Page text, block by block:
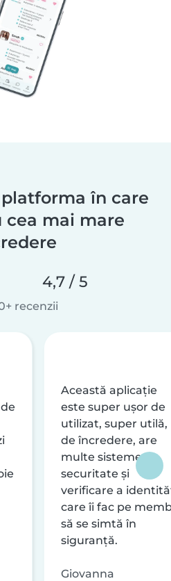
în care
mai mare
4,7 / 5
recenzii
Această aplicație
este super ușor de
utilizat, super utilă,
de încredere, are
multe sisteme de
securitate și
verificare a
care îi fac pe
să se simtă în
siguranță.
Giovanna